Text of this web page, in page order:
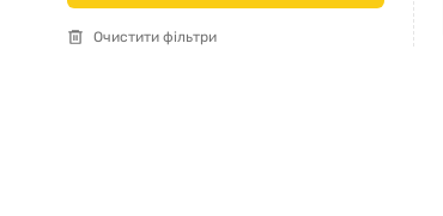
Очистити фільтри